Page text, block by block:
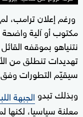
ورغم إعلان ترامب،
مكتوب أو آلية
نتنياهو بموقفه
تهديدات تنطلق من
سيقيّم التطورات
وبذلك تبدو الجبهة
معلنة سياسيا، لكنها